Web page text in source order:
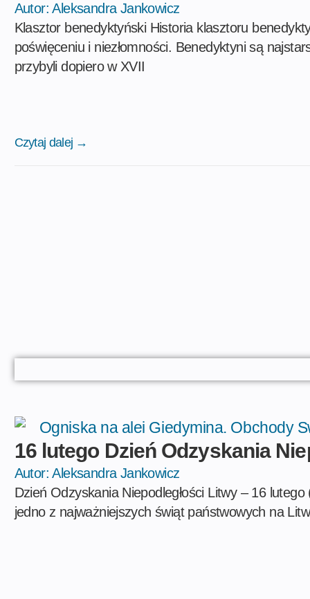
Autor: Aleksandra Jankowicz
Klasztor benedyktyński Historia klasztoru
poświęceniu i niezłomności. Benedyktyni są
przybyli dopiero w XVII
Czytaj dalej →
16 lutego Dzień Odzyskania
Autor: Aleksandra Jankowicz
Dzień Odzyskania Niepodległości Litwy – 16
jedno z najważniejszych świąt państwowych na